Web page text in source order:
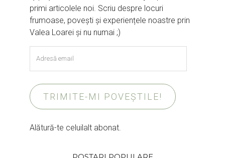
primi articolele noi. Scriu despre locuri
frumoase, povești și experiențele noastre prin
Valea Loarei și nu numai ;)
email
TRIMITE-MI POVEȘTILE!
Alătură-te celuilalt abonat.